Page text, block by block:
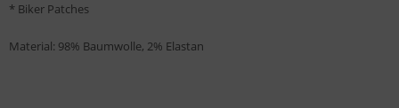
* Biker Patches
Material: 98% Baumwolle, 2% Elastan